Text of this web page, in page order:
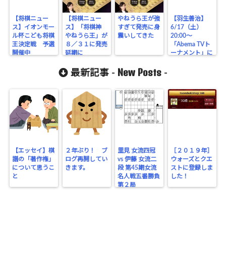
【将棋ニュー
ス】イオンモー
ル杯こども将棋
王決定戦 予選
開催中
【将棋ニュー
ス】「将棋神
やねうら王」が
８／３１に発売
延期に
やねうら王が強
すぎて発売に身
震いしてきた
【羽生善治】
6/17（土）
20:00～
「Abema TVト
ーナメント」に
最新記事 - New Posts -
【エッセイ】棋
譜の「著作権」
について思うこ
と
２年ぶり！ ブ
ログ再開してい
きます。
里見 女流四冠
vs 伊藤 女流二
段 第45期女流
名人戦五番勝負
第２局
［２０１９年］
ウォーズとクエ
ストに登録しま
した！